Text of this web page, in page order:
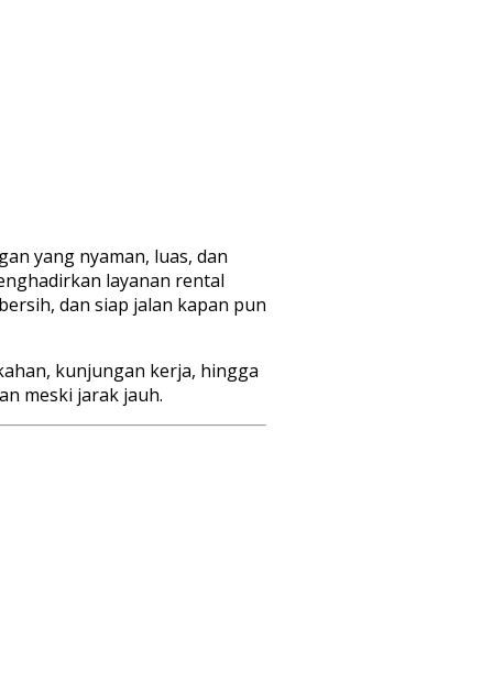
yang nyaman, luas, dan
layanan rental
dan siap jalan kapan pun
kunjungan kerja, hingga
meski jarak jauh.